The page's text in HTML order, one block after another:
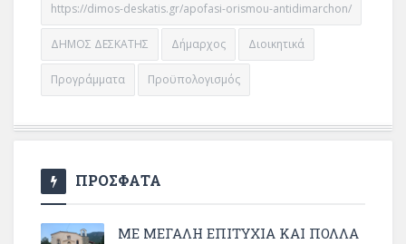
https://dimos-deskatis.gr/apofasi-orismou-antidimarchon/
ΔΗΜΟΣ ΔΕΣΚΑΤΗΣ Δήμαρχος Διοικητικά
Προγράμματα Προϋπολογισμός
ΠΡΟΣΦΑΤΑ
ΜΕ ΜΕΓΆΛΗ ΕΠΙΤΥΧΊΑ ΚΑΙ ΠΟΛΛΆ